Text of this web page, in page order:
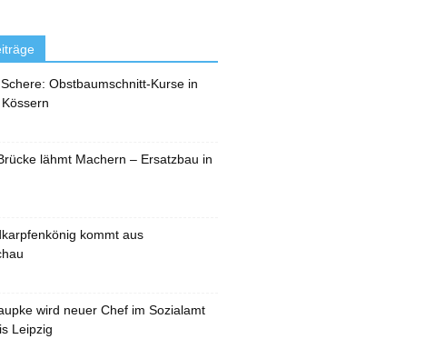
Obstbaumschnitt-Kurse in
lähmt Machern – Ersatzbau in
kommt aus
wird neuer Chef im Sozialamt
Leipzig